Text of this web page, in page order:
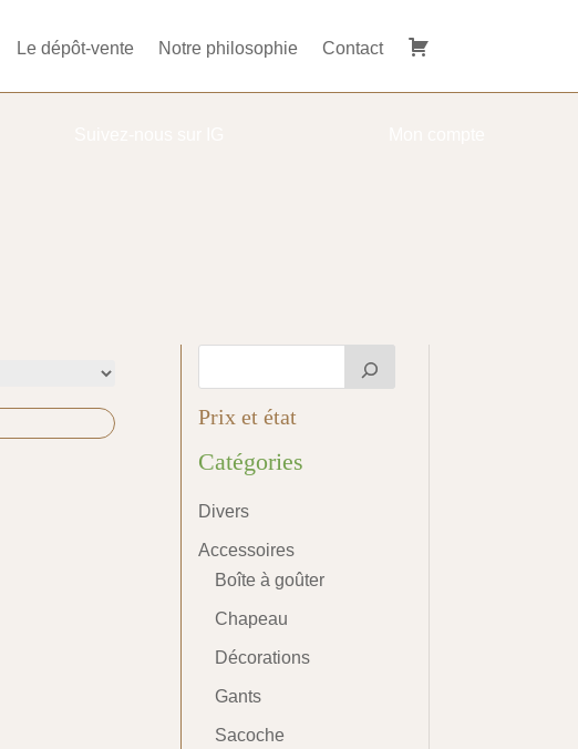
Le dépôt-vente Notre philosophie Contact
Prix et état
Catégories
Divers
Accessoires
Boîte à goûter
Chapeau
Décorations
Gants
Sacoche